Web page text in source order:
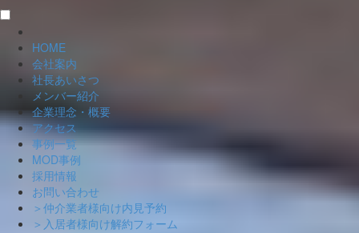
HOME
会社案内
社長あいさつ
メンバー紹介
企業理念・概要
アクセス
事例一覧
MOD事例
採用情報
お問い合わせ
＞仲介業者様向け内見予約
＞入居者様向け解約フォーム